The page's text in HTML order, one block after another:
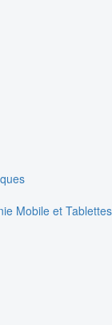
Mobile et Tablettes